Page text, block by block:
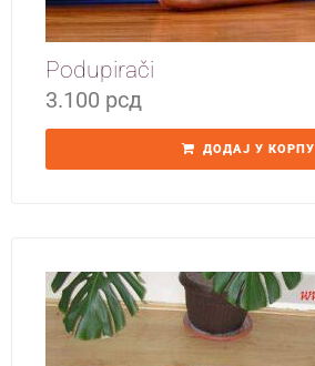
Podupirači
3.100 рсд
ДОДАЈ У КОРПУ